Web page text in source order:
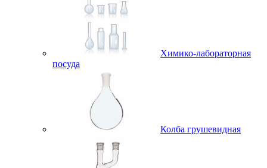
Химико-лабораторная
посуда
Колба грушевидная